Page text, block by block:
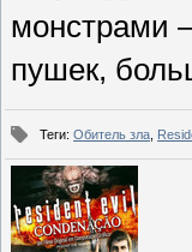
монстрами
пушек,
Теги: Обитель зла